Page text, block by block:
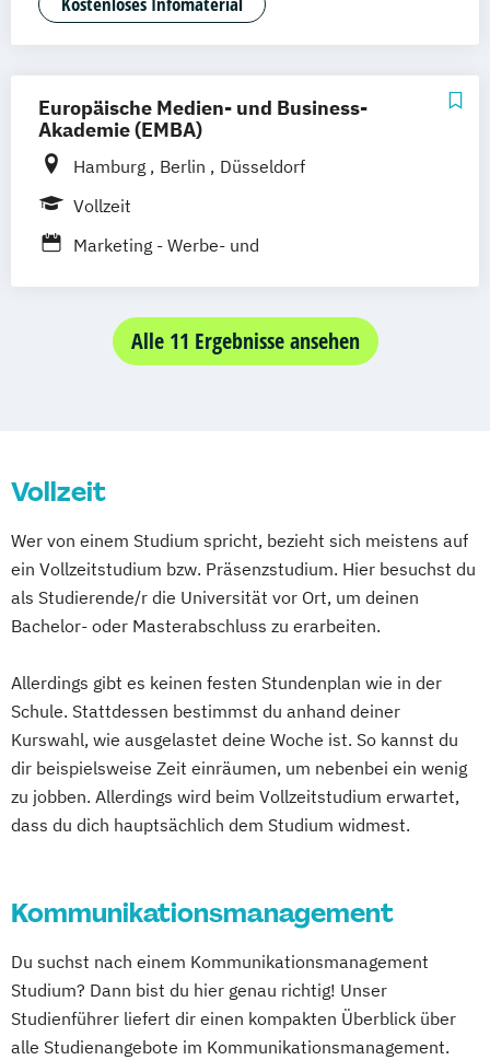
Digital Music Production
Games Management Journalismus
Medien- und Kommunikationsmanagement
Medien- und Kommunikationsmanagement
Musikmanagement Sportjournalismus
Europäische Medien- und Business-
Akademie (EMBA)
Hamburg Berlin
Düsseldorf
Vollzeit
Marketing - Werbe- und
Alle 11 Ergebnisse ansehen
Vollzeit
Wer von einem Studium spricht, bezieht sich meistens auf
ein Vollzeitstudium bzw. Präsenzstudium. Hier besuchst du
als Studierende/r die Universität vor Ort, um deinen
Bachelor- oder Masterabschluss zu erarbeiten.
Allerdings gibt es keinen festen Stundenplan wie in der
Schule. Stattdessen bestimmst du anhand deiner
Kurswahl, wie ausgelastet deine Woche ist. So kannst du
dir beispielsweise Zeit einräumen, um nebenbei ein wenig
zu jobben. Allerdings wird beim Vollzeitstudium erwartet,
dass du dich hauptsächlich dem Studium widmest.
Kommunikationsmanagement
Du suchst nach einem Kommunikationsmanagement
Studium? Dann bist du hier genau richtig! Unser
Studienführer liefert dir einen kompakten Überblick über
alle Studienangebote im Kommunikationsmanagement.